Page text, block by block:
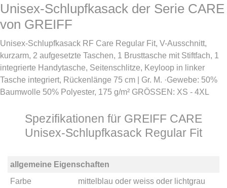
Unisex-Schlupfkasack der Serie CARE
von GREIFF
Unisex-Schlupfkasack RF Care Regular Fit, V-Ausschnitt,
kurzarm, 2 aufgesetzte Taschen, 1 Brusttasche mit Stiftfach, 1
integrierte Handytasche, Seitenschlitze, Keyloop in linker
Tasche integriert, Rückenlänge 75 cm | Gr. M. ·Gewebe: 50%
Baumwolle 50% Polyester, 175 g/m² GRÖSSEN: XS - 4XL
Spezifikationen für GREIFF CARE
Unisex-Schlupfkasack Regular Fit
allgemeine Eigenschaften
Farbe
mittelblau oder weissoder lichtgrau